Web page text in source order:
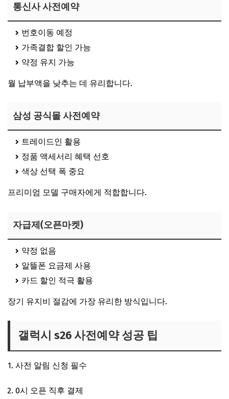
통신사 사전예약
번호이동 예정
가족결합 할인 가능
약정 유지 가능
월 납부액을 낮추는 데 유리합니다.
삼성 공식몰 사전예약
트레이드인 활용
정품 액세서리 혜택 선호
색상 선택 폭 중요
프리미엄 모델 구매자에게 적합합니다.
자급제(오픈마켓)
약정 없음
알뜰폰 요금제 사용
카드 할인 적극 활용
장기 유지비 절감에 가장 유리한 방식입니다.
갤럭시 s26 사전예약 성공 팁
사전 알림 신청 필수
0시 오픈 직후 결제